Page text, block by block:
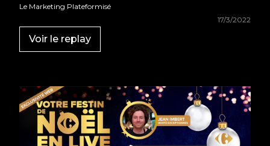
Le Marketing Plateformisé
17/3/2022
Voir le replay